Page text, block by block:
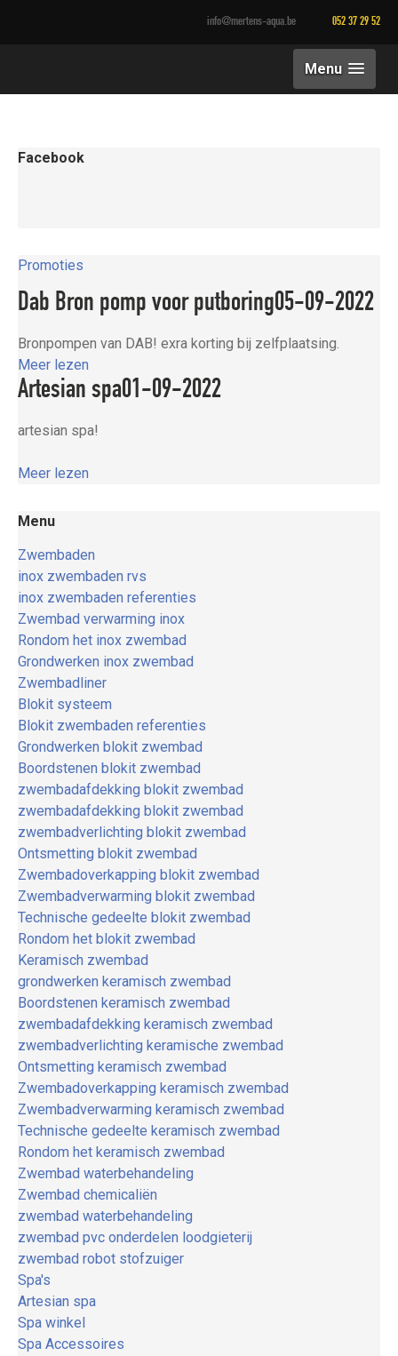
info@mertens-aqua.be 052 37 29 52
Menu
Facebook
Promoties
Dab Bron pomp voor putboring05-09-2022
Bronpompen van DAB! exra korting bij zelfplaatsing.
Meer lezen
Artesian spa01-09-2022
artesian spa!
Meer lezen
Menu
Zwembaden
inox zwembaden rvs
inox zwembaden referenties
Zwembad verwarming inox
Rondom het inox zwembad
Grondwerken inox zwembad
Zwembadliner
Blokit systeem
Blokit zwembaden referenties
Grondwerken blokit zwembad
Boordstenen blokit zwembad
zwembadafdekking blokit zwembad
zwembadafdekking blokit zwembad
zwembadverlichting blokit zwembad
Ontsmetting blokit zwembad
Zwembadoverkapping blokit zwembad
Zwembadverwarming blokit zwembad
Technische gedeelte blokit zwembad
Rondom het blokit zwembad
Keramisch zwembad
grondwerken keramisch zwembad
Boordstenen keramisch zwembad
zwembadafdekking keramisch zwembad
zwembadverlichting keramische zwembad
Ontsmetting keramisch zwembad
Zwembadoverkapping keramisch zwembad
Zwembadverwarming keramisch zwembad
Technische gedeelte keramisch zwembad
Rondom het keramisch zwembad
Zwembad waterbehandeling
Zwembad chemicaliën
zwembad waterbehandeling
zwembad pvc onderdelen loodgieterij
zwembad robot stofzuiger
Spa's
Artesian spa
Spa winkel
Spa Accessoires